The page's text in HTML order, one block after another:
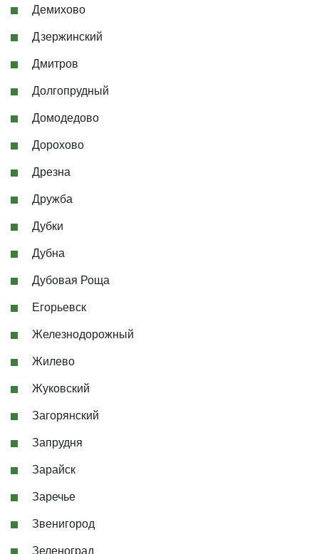
Демихово
Дзержинский
Дмитров
Долгопрудный
Домодедово
Дорохово
Дрезна
Дружба
Дубки
Дубна
Дубовая Роща
Егорьевск
Железнодорожный
Жилево
Жуковский
Загорянский
Запрудня
Зарайск
Заречье
Звенигород
Зеленоград